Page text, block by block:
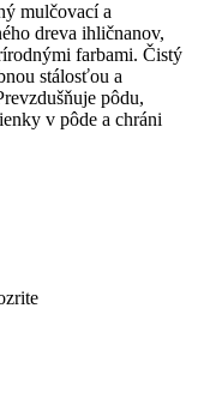
mulčovací a
dreva ihličnanov,
farbami. Čistý
stálosťou a
pôdu,
v pôde a chráni